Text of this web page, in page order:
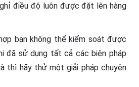
điều độ luôn được đặt lên hàng
bạn không thể kiểm soát được
đã sử dụng tất cả các biện pháp
thì hãy thử một giải pháp chuyên